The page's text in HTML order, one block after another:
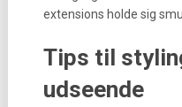
extensions holde sig
Tips til
udseende